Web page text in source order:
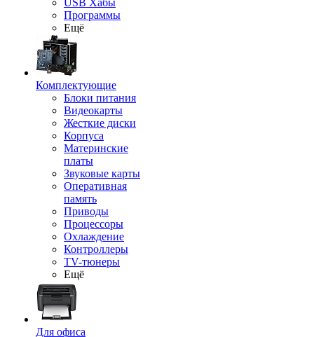
USB Хабы
Программы
Ещё
Комплектующие
Блоки питания
Видеокарты
Жесткие диски
Корпуса
Материнские
платы
Звуковые карты
Оперативная
память
Приводы
Процессоры
Охлаждение
Контроллеры
TV-тюнеры
Ещё
Для офиса